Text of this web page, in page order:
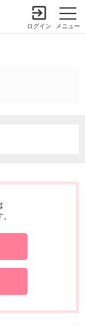
メニュー
ログイン